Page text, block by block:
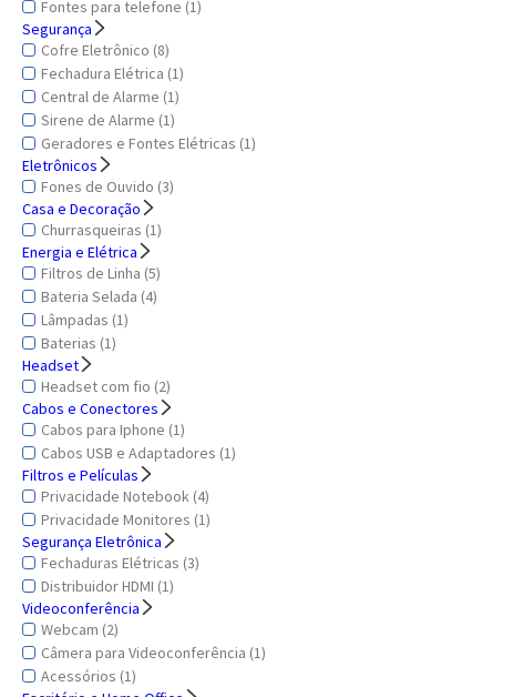
Fontes para telefone (1)
Segurança
Cofre Eletrônico (8)
Fechadura Elétrica (1)
Central de Alarme (1)
Sirene de Alarme (1)
Geradores e Fontes Elétricas (1)
Eletrônicos
Fones de Ouvido (3)
Casa e Decoração
Churrasqueiras (1)
Energia e Elétrica
Filtros de Linha (5)
Bateria Selada (4)
Lâmpadas (1)
Baterias (1)
Headset
Headset com fio (2)
Cabos e Conectores
Cabos para Iphone (1)
Cabos USB e Adaptadores (1)
Filtros e Películas
Privacidade Notebook (4)
Privacidade Monitores (1)
Segurança Eletrônica
Fechaduras Elétricas (3)
Distribuidor HDMI (1)
Videoconferência
Webcam (2)
Câmera para Videoconferência (1)
Acessórios (1)